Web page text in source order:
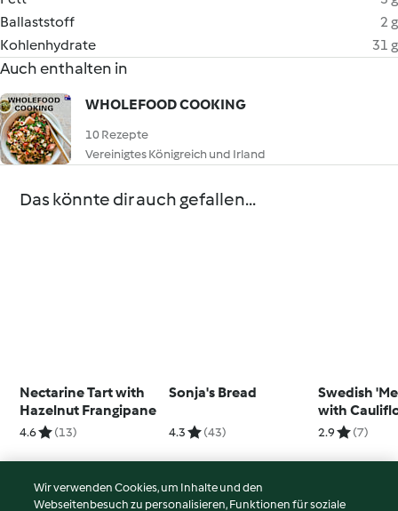
Ballaststoff
2 g
Kohlenhydrate
31 g
Auch enthalten in
WHOLEFOOD COOKING
10 Rezepte
Vereinigtes Königreich und Irland
Das könnte dir auch gefallen...
Nectarine Tart with
Hazelnut Frangipane
4.6 (13)
Sonja's Bread
4.3 (43)
Swedish
with
Purée and
2.9 (7)
Wir verwenden Cookies, um Inhalte und den
Webseitenbesuch zu personalisieren, Funktionen für soziale